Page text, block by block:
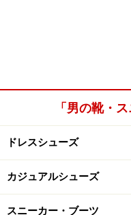
「男の靴・
ドレスシューズ
カジュアルシューズ
スニーカー・ブーツ